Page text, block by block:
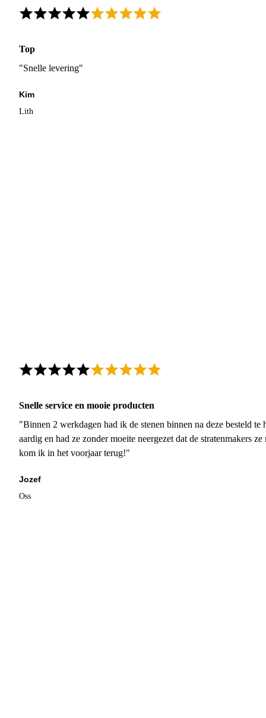
Top
"Snelle levering"
Kim
Lith
Snelle service en mooie producten
"Binnen 2 werkdagen had ik de stenen binnen na deze besteld
aardig en had ze zonder moeite neergezet dat de stratenmakers
kom ik in het voorjaar terug!"
Jozef
Oss